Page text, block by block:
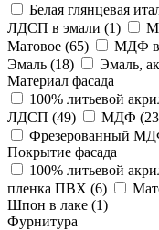
Белая глянцевая
ЛДСП в эмали (1)
Матовое (65) МДФ в
Эмаль (18) Эмаль,
Материал фасада
100% литьевой
ЛДСП (49) МДФ (
Фрезерованный
Покрытие фасада
100% литьевой
пленка ПВХ (6)
Шпон в лаке (1)
Фурнитура